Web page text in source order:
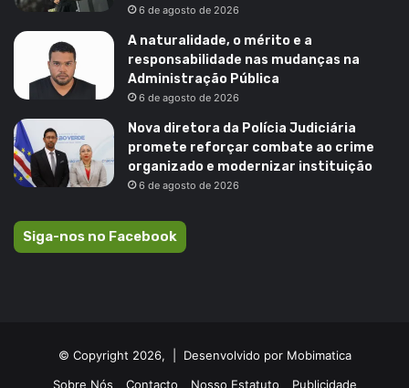
6 de agosto de 2026
A naturalidade, o mérito e a
responsabilidade nas mudanças na
Administração Pública
6 de agosto de 2026
Nova diretora da Polícia Judiciária
promete reforçar combate ao crime
organizado e modernizar instituição
6 de agosto de 2026
Siga-nos no Facebook
© Copyright 2026, | Desenvolvido por Mobimatica
Sobre Nós
Contacto Nosso Estatuto Publicidade